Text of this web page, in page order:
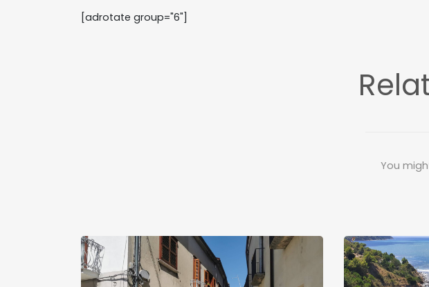
[adrotate group="6"]
You